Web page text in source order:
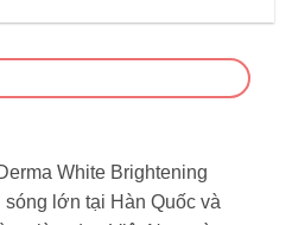
White Brightening
lớn tại Hàn Quốc và